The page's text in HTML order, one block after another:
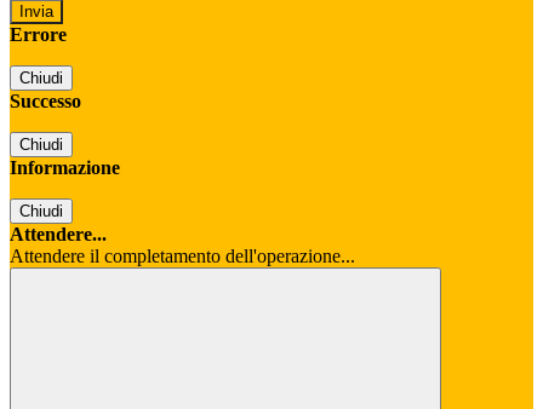
Errore
Chiudi
Successo
Chiudi
Informazione
Chiudi
Attendere...
Attendere il completamento dell'operazione...